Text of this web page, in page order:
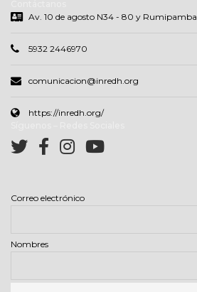
Av. 10 de agosto N34 - 80 y Rumipamba
5932 2446970
comunicacion@inredh.org
https://inredh.org/
Correo electrónico
Nombres